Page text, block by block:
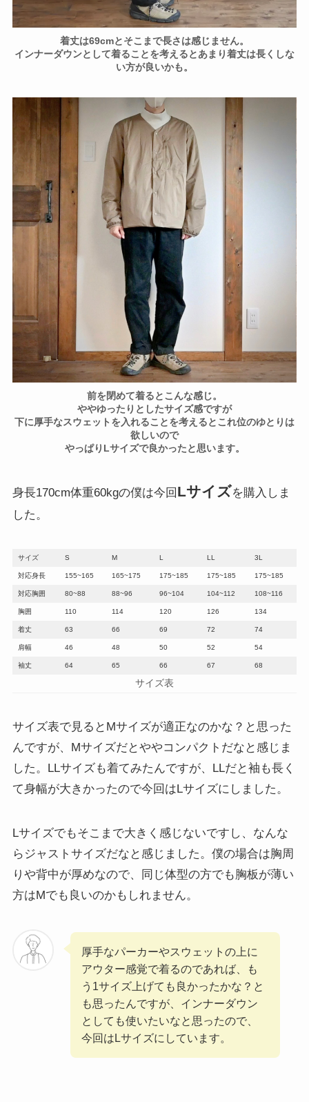
着丈は69cmとそこまで長さは感じません。
インナーダウンとして着ることを考えるとあまり着丈は長くしな
い方が良いかも。
前を閉めて着るとこんな感じ。
ややゆったりとしたサイズ感ですが
下に厚手なスウェットを入れることを考えるとこれ位のゆとりは
欲しいので
やっぱりLサイズで良かったと思います。
身長170cm体重60kgの僕は今回 Lサイズを購入しま
した。
サイズ S M L LL 3L
対応身長 155~165 165~175 175~185 175~185 175~185
対応胸囲 80~88 88~96 96~104 104~112 108~116
胸囲 110 114 120 126 134
着丈 63 66 69 72 74
肩幅 46 48 50 52 54
袖丈 64 65 66 67 68
サイズ表
サイズ表で見るとMサイズが適正なのかな？と思った
んですが、Mサイズだとややコンパクトだなと感じま
した。LLサイズも着てみたんですが、LLだと袖も長く
て身幅が大きかったので今回はLサイズにしました。
Lサイズでもそこまで大きく感じないですし、なんな
らジャストサイズだなと感じました。僕の場合は胸周
りや背中が厚めなので、同じ体型の方でも胸板が薄い
方はMでも良いのかもしれません。
厚手なパーカーやスウェットの上に
アウター感覚で着るのであれば、も
う1サイズ上げても良かったかな？と
も思ったんですが、インナーダウン
としても使いたいなと思ったので、
今回はLサイズにしています。